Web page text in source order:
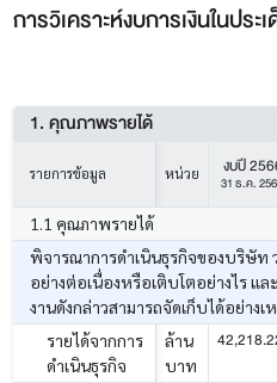
การวิเคราะห์งบการเงินในประ
1. คุณภาพรายได้
รายการข้อมูล หน่วย งบปี
31 ธ.ค.
1.1 คุณภาพรายได้
พิจารณาการดำเนินธุรกิจของบริษัท
อย่างต่อเนื่องหรือเติบโตอย่างไร แล
งานดังกล่าวสามารถจัดเก็บได้อย่าง
รายได้จากการ
ดำเนินธุรกิจ
ล้าน
บาท